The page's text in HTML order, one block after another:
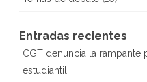
Entradas recientes
CGT denuncia la rampante
estudiantil